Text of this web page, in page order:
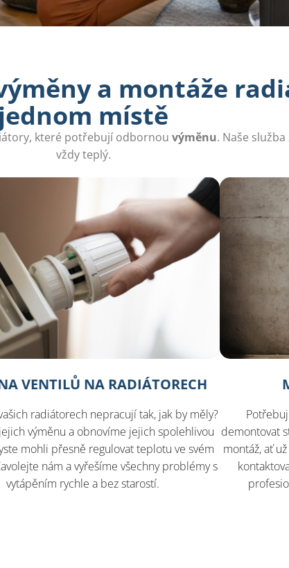
a montáže
jednom místě
které potřebují odbornou výměnu. Naše
vždy teplý.
VENTILŮ NA RADIÁTORECH
radiátorech nepracují tak, jak by měly?
výměnu a obnovíme jejich spolehlivou
mohli přesně regulovat teplotu ve svém
nám a vyřešíme všechny problémy s
vytápěním rychle a bez starostí.
demontovat
montáž, ať